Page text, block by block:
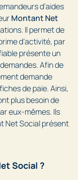
d’aides
Montant Net
Il permet de
d’activité, par
présente un
Afin de
demande
de paie. Ainsi,
plus besoin de
eux-mêmes. Ils
Net Social présent
Social ?